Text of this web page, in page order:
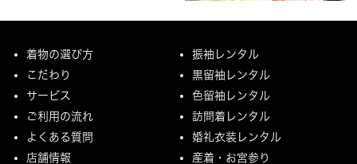
着物の選び方
こだわり
サービス
ご利用の流れ
よくある質問
店舗情報
振袖レンタル
黒留袖レンタル
色留袖レンタル
訪問着レンタル
婚礼衣装レンタル
産着・お宮参り